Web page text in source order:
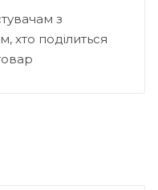
з
хто поділиться